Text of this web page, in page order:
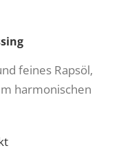
feines Rapsöl,
harmonischen